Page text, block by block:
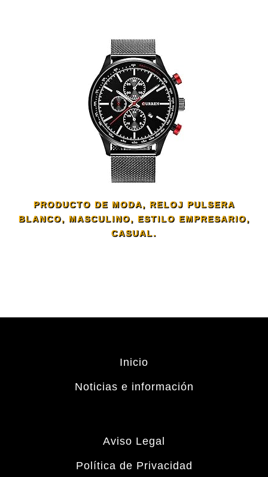
PRODUCTO DE MODA, RELOJ PULSERA
BLANCO, MASCULINO, ESTILO EMPRESARIO,
CASUAL.
Inicio
Noticias e información
Aviso Legal
Política de Privacidad